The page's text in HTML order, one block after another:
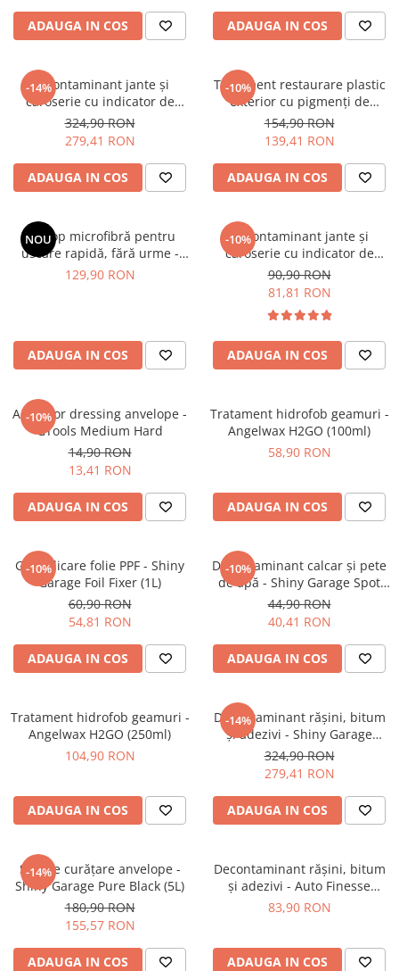
Tratament Plastice
Maşini de Polishat
Paste Polish
Paste Polish Gama Marină
Degresanţi
Pregătire Suprafeţe
Protecţii Ceramice
Interior
Curăţare
Plastice
Piele
Tratamente şi Întreţinere
Textile
Plastice
Odorizante
Accesorii
Recondiţionare Piele
Mănuşi Spălare
Lavete Microfibră
Aplicatoare Microfibră
Pulverizatoare
Pensule şi Perii
Mănuşi Nitril / Diverse
Kit-uri Detailing
Seria PRO (5L & 25L)
Interior
ADAUGA IN COS ADAUGA IN COS
-14%
Decontaminant jante și
caroserie cu indicator de
reacție - Shiny Garage D-Tox
One Iron Remover (5L)
324,90 RON
279,41 RON
ADAUGA IN COS
-10%
Tratament restaurare plastic
exterior cu pigmenți de
carbon, 56ml - Solution Finish
Black Trim Restorer (56ml)
154,90 RON
139,41 RON
ADAUGA IN COS
NOU
Prosop microfibră pentru
uscare rapidă, fără urme -
Liquid Elements Black Hole
129,90 RON
ADAUGA IN COS
-10%
Decontaminant jante și
caroserie cu indicator de
reacție (efect sângerare) -
Shiny Garage D-Tox One Iron
Remover (1L)
90,90 RON
81,81 RON
ADAUGA IN COS
-10%
Aplicator dressing anvelope -
GTools Medium Hard
14,90 RON
13,41 RON
ADAUGA IN COS
Tratament hidrofob geamuri -
Angelwax H2GO (100ml)
58,90 RON
ADAUGA IN COS
-10%
Gel aplicare folie PPF - Shiny
Garage Foil Fixer (1L)
60,90 RON
54,81 RON
ADAUGA IN COS
-10%
Decontaminant calcar și pete
de apă - Shiny Garage Spot
Off (500ml)
44,90 RON
40,41 RON
ADAUGA IN COS
Tratament hidrofob geamuri -
Angelwax H2GO (250ml)
104,90 RON
ADAUGA IN COS
-14%
Decontaminant rășini, bitum
și adezivi - Shiny Garage
Dissolver (5L)
324,90 RON
279,41 RON
ADAUGA IN COS
-14%
Soluție curățare anvelope -
Shiny Garage Pure Black (5L)
180,90 RON
155,57 RON
ADAUGA IN COS
Decontaminant rășini, bitum
și adezivi - Auto Finesse
Oblitarate (500ml)
83,90 RON
ADAUGA IN COS